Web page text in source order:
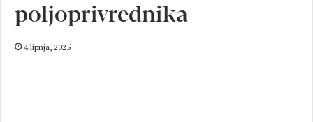
poljoprivrednika
4 lipnja, 2025